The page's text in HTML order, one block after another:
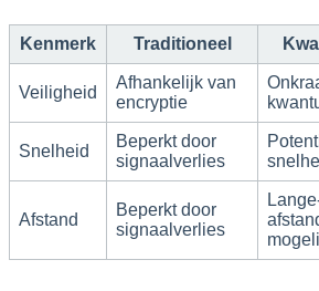
Kenmerk Traditioneel
Veiligheid
Afhankelijk van
encryptie
Snelheid
Beperkt door
signaalverlies
Afstand
Beperkt door
signaalverlies